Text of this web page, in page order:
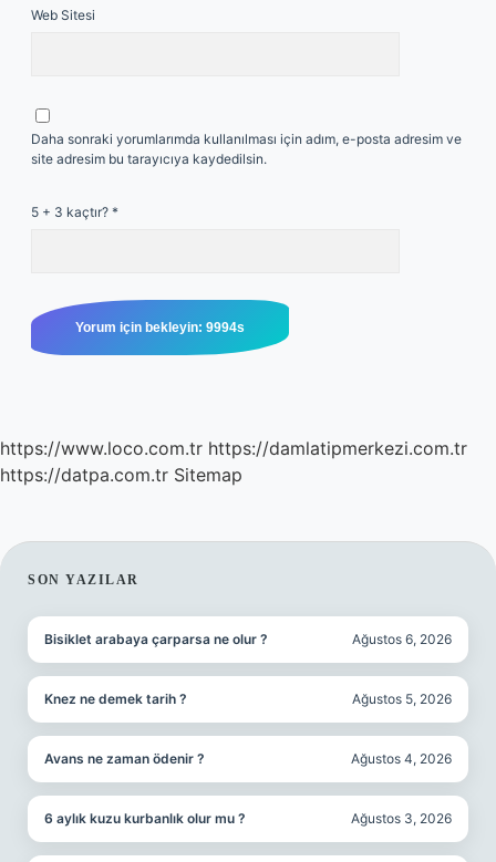
Web Sitesi
Daha sonraki yorumlarımda kullanılması için adım, e-posta adresim ve
site adresim bu tarayıcıya kaydedilsin.
5 + 3 kaçtır? *
https://www.loco.com.tr https://damlatipmerkezi.com.tr
https://datpa.com.tr Sitemap
SIDEBAR
SON YAZILAR
Bisiklet arabaya çarparsa ne olur ? Ağustos 6, 2026
Knez ne demek tarih ? Ağustos 5, 2026
Avans ne zaman ödenir ? Ağustos 4, 2026
6 aylık kuzu kurbanlık olur mu ? Ağustos 3, 2026